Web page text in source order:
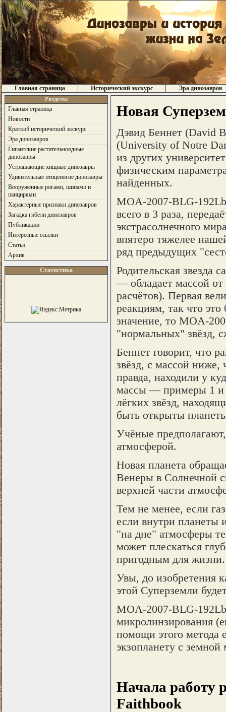
Главная страница Исторический экскурс
Эра динозавров
Разделы
Главная страница
Новости
Краткий исторический экскурс
Эра динозавров
Гигантские растительноядные
динозавры
Устрашающие хищные динозавры
Удивительные птиценогие динозавры
Вооруженные рогами, шипами и
панцирями
Характерные признаки динозавров
Загадка гибели динозавров
Публикации
Интересные ссылки
Статьи
Архив
Статистика
Новая
Дэвид Беннет (David
(University of Notre
из других
физическим
найденных.
MOA-2007-BLG-
всего в 3 раза,
экстрасолнечного
впятеро тяжелее
ряд предыдущих
Родительская
— обладает массой
расчётов). Первая
реакциям, так что
значение, то MOA-
"нормальных" звёзд,
Беннет говорит, что
звёзд, с массой
правда, находили у
массы — примеры 1 и
лёгких звёзд,
быть открыты
Учёные
атмосферой.
Новая планета
Венеры в Солнечной
верхней части
Тем не менее, если
если внутри планеты
"на дне" атмосферы
может плескаться
пригодным для жизни.
Увы, до изобретения
этой Суперземли
MOA-2007-BLG-
микролинзирования
помощи этого метода
экзопланету с земной
Начала работу
Faithbook